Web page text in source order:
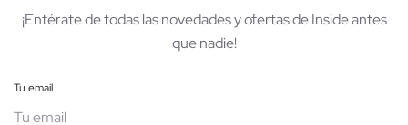
¡Entérate de todas las novedades y ofertas de Inside antes
que nadie!
Tu email